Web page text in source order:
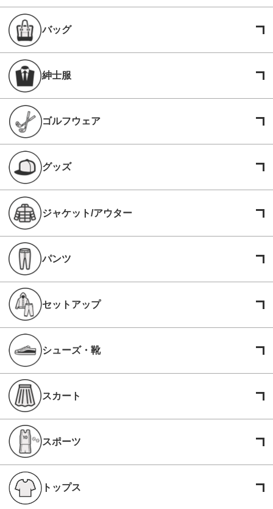
バッグ
紳士服
ゴルフウェア
グッズ
ジャケット/アウター
パンツ
セットアップ
シューズ・靴
スカート
スポーツ
トップス